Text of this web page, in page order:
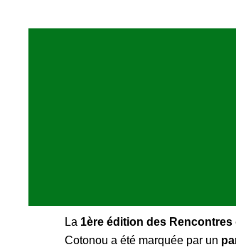
La 1ère édition des
Cotonou a été marquée par un